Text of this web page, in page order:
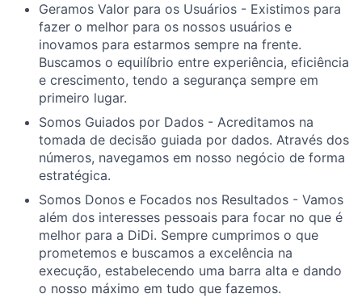
Geramos Valor para os Usuários - Existimos para
fazer o melhor para os nossos usuários e
inovamos para estarmos sempre na frente.
Buscamos o equilíbrio entre experiência, eficiência
e crescimento, tendo a segurança sempre em
primeiro lugar.
Somos Guiados por Dados - Acreditamos na
tomada de decisão guiada por dados. Através dos
números, navegamos em nosso negócio de forma
estratégica.
Somos Donos e Focados nos Resultados - Vamos
além dos interesses pessoais para focar no que é
melhor para a DiDi. Sempre cumprimos o que
prometemos e buscamos a excelência na
execução, estabelecendo uma barra alta e dando
o nosso máximo em tudo que fazemos.